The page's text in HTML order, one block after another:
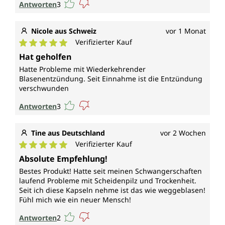
Antworten3
Nicole aus Schweiz vor 1 Monat
Durchschnittliche Bewertung von 5 von 5 Sternen
Verifizierter Kauf
Hat geholfen
Hatte Probleme mit Wiederkehrender
Blasenentzündung. Seit Einnahme ist die Entzündung
verschwunden
Antworten3
Tine aus Deutschland vor 2 Wochen
Durchschnittliche Bewertung von 5 von 5 Sternen
Verifizierter Kauf
Absolute Empfehlung!
Bestes Produkt! Hatte seit meinen Schwangerschaften
laufend Probleme mit Scheidenpilz und Trockenheit.
Seit ich diese Kapseln nehme ist das wie weggeblasen!
Fühl mich wie ein neuer Mensch!
Antworten2